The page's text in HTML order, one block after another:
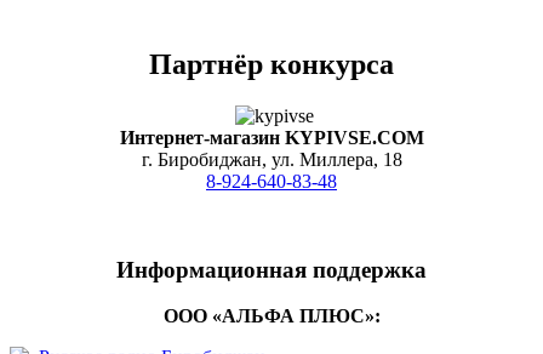
Партнёр конкурса
Интернет-магазин KYPIVSE.COM
г. Биробиджан, ул. Миллера, 18
8-924-640-83-48
Информационная поддержка
ООО «АЛЬФА ПЛЮС»: